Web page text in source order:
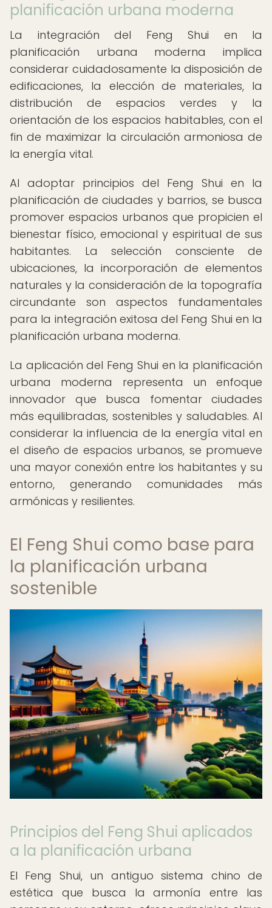
planificación urbana moderna
La integración del Feng Shui en la
planificación urbana moderna implica
considerar cuidadosamente la disposición de
edificaciones, la elección de materiales, la
distribución de espacios verdes y la
orientación de los espacios habitables, con el
fin de maximizar la circulación armoniosa de
la energía vital.
Al adoptar principios del Feng Shui en la
planificación de ciudades y barrios, se busca
promover espacios urbanos que propicien el
bienestar físico, emocional y espiritual de sus
habitantes. La selección consciente de
ubicaciones, la incorporación de elementos
naturales y la consideración de la topografía
circundante son aspectos fundamentales
para la integración exitosa del Feng Shui en la
planificación urbana moderna.
La aplicación del Feng Shui en la planificación
urbana moderna representa un enfoque
innovador que busca fomentar ciudades
más equilibradas, sostenibles y saludables. Al
considerar la influencia de la energía vital en
el diseño de espacios urbanos, se promueve
una mayor conexión entre los habitantes y su
entorno, generando comunidades más
armónicas y resilientes.
El Feng Shui como base para
la planificación urbana
sostenible
Principios del Feng Shui aplicados
a la planificación urbana
El Feng Shui, un antiguo sistema chino de
estética que busca la armonía entre las